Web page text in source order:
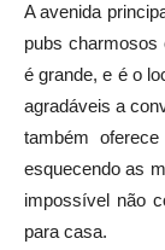
A avenida
pubs charmosos
é grande, e é o
agradáveis a
também
esquecendo as
impossível não
para casa.